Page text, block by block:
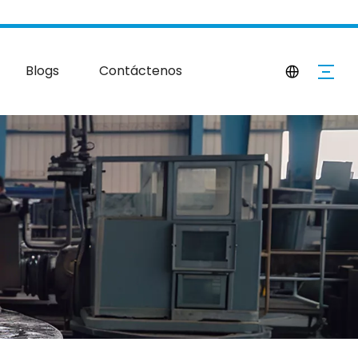
Blogs Contáctenos